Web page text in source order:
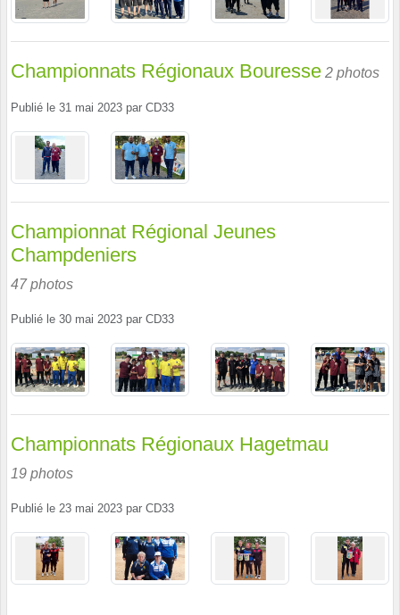
Championnats Régionaux Bouresse 2 photos
Publié le 31 mai 2023 par CD33
Championnat Régional Jeunes
Champdeniers
47 photos
Publié le 30 mai 2023 par CD33
Championnats Régionaux Hagetmau
19 photos
Publié le 23 mai 2023 par CD33